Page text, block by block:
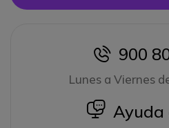
icon
900
Lunes a Viernes
icon
Ayuda